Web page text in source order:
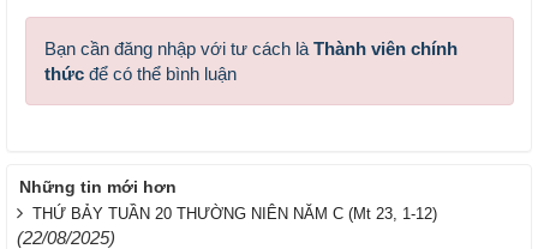
Bạn cần đăng nhập với tư cách là Thành viên chính
thức để có thể bình luận
Những tin mới hơn
THỨ BẢY TUẦN 20 THƯỜNG NIÊN NĂM C (Mt 23, 1-12)
(22/08/2025)